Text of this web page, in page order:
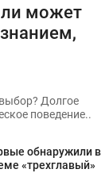
может
Долгое
поведение..
обнаружили в
«трехглавый»